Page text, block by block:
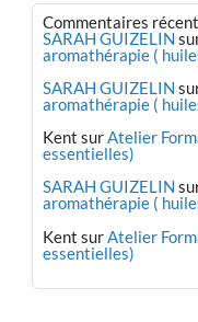
Commentaires
SARAH GUIZELIN
aromathérapie (
SARAH GUIZELIN
aromathérapie (
Kent surAtelier
essentielles)
SARAH GUIZELIN
aromathérapie (
Kent surAtelier
essentielles)